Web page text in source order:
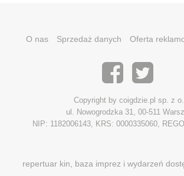
O nas Sprzedaż danych Oferta
Copyright by coigdzie.pl sp. z
ul. Nowogrodzka 31, 00-511
NIP: 1182006143, KRS: 0000335060,
repertuar kin, baza imprez i wydarzeń